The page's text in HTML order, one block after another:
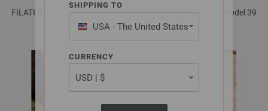
SHIPPING TO
USA - The United States
of America
CURRENCY
FILATI No. 63 - Tijdschrift (DE) + Breibeschrijvingen (NL) | Model 39